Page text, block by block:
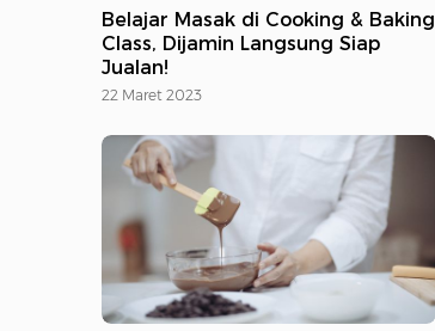
Belajar Masak di Cooking & Baking
Class, Dijamin Langsung Siap
Jualan!
22 Maret 2023